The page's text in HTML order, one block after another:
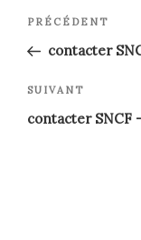
de
l’article
Article
précédent
PRÉCÉDENT
contacter
Article
suivant
SUIVANT
contacter SNCF